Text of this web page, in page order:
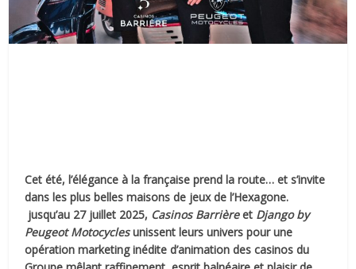
Cet été, l’élégance à la française prend la route… et s’invite
dans les plus belles maisons de jeux de l’Hexagone.
jusqu’au 27 juillet 2025, Casinos Barrièreet Django by
Peugeot Motocyclesunissent leurs univers pour une
opération marketing inédite d’animation des casinos du